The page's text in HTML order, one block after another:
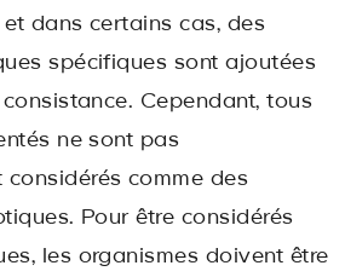
dans certains cas, des
spécifiques sont ajoutées
Cependant, tous
ne sont pas
comme des
Pour être considérés
les organismes doivent être